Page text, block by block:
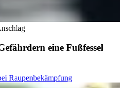
eine Fußfessel
Raupenbekämpfung